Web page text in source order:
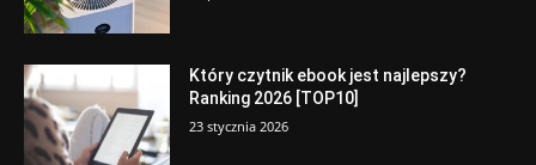
Który czytnik ebook jest najlepszy?
Ranking 2026 [TOP10]
23 stycznia 2026